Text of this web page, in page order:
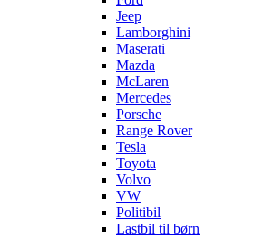
Jeep
Lamborghini
Maserati
Mazda
McLaren
Mercedes
Porsche
Range Rover
Tesla
Toyota
Volvo
VW
Politibil
Lastbil til børn